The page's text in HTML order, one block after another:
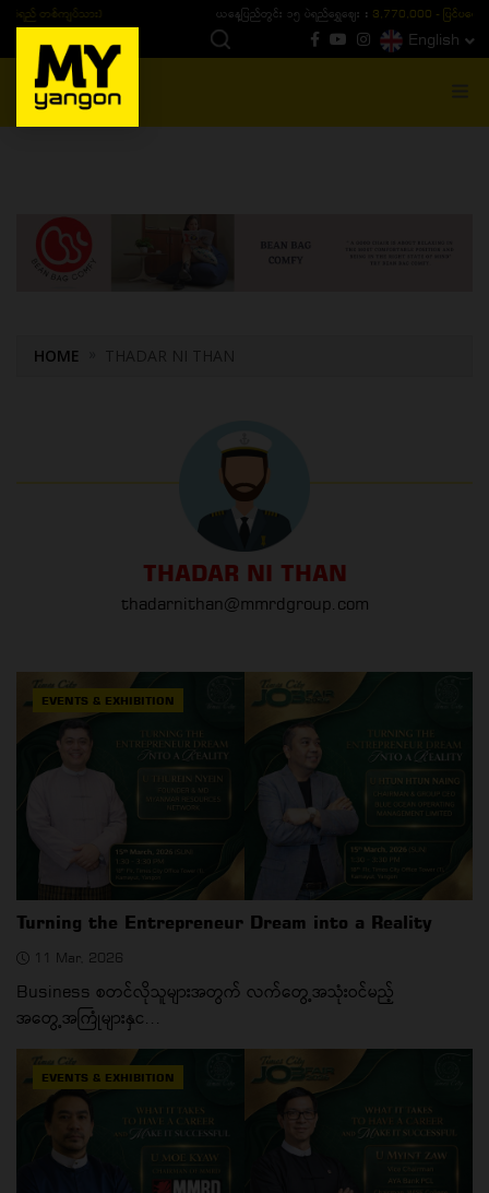
ယနေ့ပြည်တွင်း ၁၅ ပဲရည်ရွှေဈေး :3,770,000 - ပြင်ပပေါက်စျေး (၁၆ ပဲရည် တစ်ကျပ်
English
MENU
HOME THADAR NI THAN
THADAR NI THAN
thadarnithan@mmrdgroup.com
EVENTS & EXHIBITION
Turning the Entrepreneur Dream into a Reality
11 Mar, 2026
Business စတင်လိုသူများအတွက် လက်တွေ့အသုံးဝင်မည့်
အတွေ့အကြုံများနှင...
EVENTS & EXHIBITION